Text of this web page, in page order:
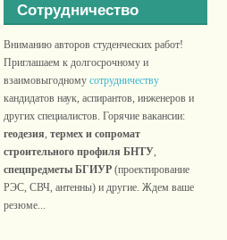
Сотрудничество
Вниманию авторов студенческих работ!
Приглашаем к долгосрочному и
взаимовыгодномусотрудничеству
кандидатов наук, аспирантов, инженеров и
других специалистов. Горячие вакансии:
геодезия, термех и сопромат
строительного профиля БНТУ,
спецпредметы БГИУР (проектирование
РЭС, СВЧ, антенны) и другие. Ждем ваше
резюме...